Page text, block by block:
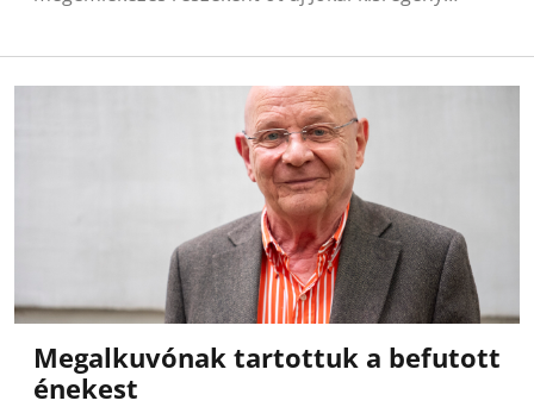
Megalkuvónak tartottuk a befutott
énekest